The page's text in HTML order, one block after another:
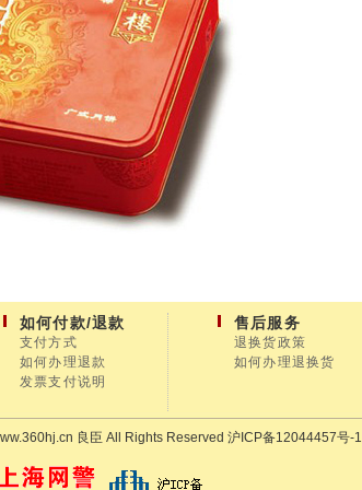
如何付款/退款
支付方式
如何办理退款
发票支付说明
售后服务
退换货政策
如何办理退换货
良臣 All Rights Reserved 沪ICP备12044457号-1